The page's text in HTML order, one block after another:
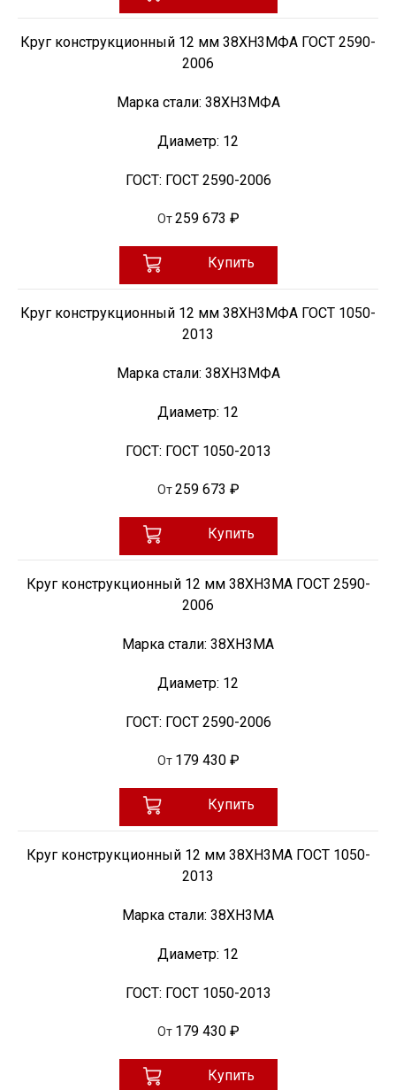
Круг конструкционный 12 мм 38ХН3МФА ГОСТ 2590-
2006
Марка стали: 38ХН3МФА
Диаметр: 12
ГОСТ: ГОСТ 2590-2006
От 259 673 ₽
Купить
Круг конструкционный 12 мм 38ХН3МФА ГОСТ 1050-
2013
Марка стали: 38ХН3МФА
Диаметр: 12
ГОСТ: ГОСТ 1050-2013
От 259 673 ₽
Купить
Круг конструкционный 12 мм 38ХН3МА ГОСТ 2590-
2006
Марка стали: 38ХН3МА
Диаметр: 12
ГОСТ: ГОСТ 2590-2006
От 179 430 ₽
Купить
Круг конструкционный 12 мм 38ХН3МА ГОСТ 1050-
2013
Марка стали: 38ХН3МА
Диаметр: 12
ГОСТ: ГОСТ 1050-2013
От 179 430 ₽
Купить